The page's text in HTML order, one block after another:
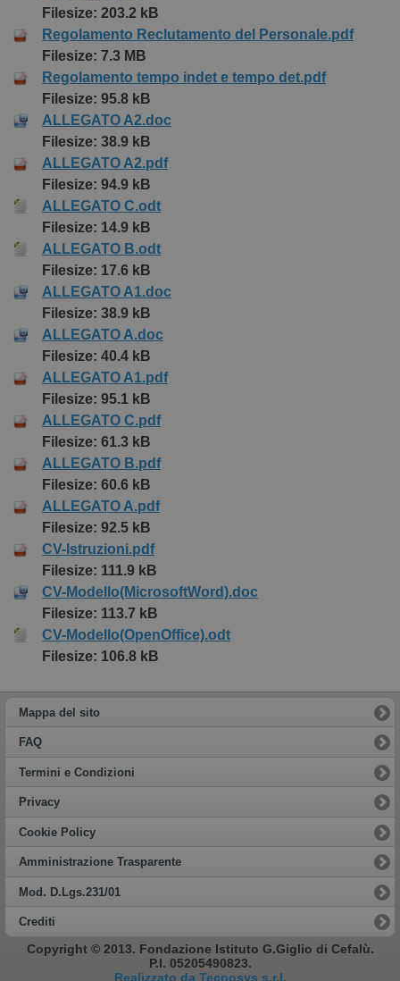
Filesize: 203.2 kB
Regolamento Reclutamento del Personale.pdf
Filesize: 7.3 MB
Regolamento tempo indet e tempo det.pdf
Filesize: 95.8 kB
ALLEGATO A2.doc
Filesize: 38.9 kB
ALLEGATO A2.pdf
Filesize: 94.9 kB
ALLEGATO C.odt
Filesize: 14.9 kB
ALLEGATO B.odt
Filesize: 17.6 kB
ALLEGATO A1.doc
Filesize: 38.9 kB
ALLEGATO A.doc
Filesize: 40.4 kB
ALLEGATO A1.pdf
Filesize: 95.1 kB
ALLEGATO C.pdf
Filesize: 61.3 kB
ALLEGATO B.pdf
Filesize: 60.6 kB
ALLEGATO A.pdf
Filesize: 92.5 kB
CV-Istruzioni.pdf
Filesize: 111.9 kB
CV-Modello(MicrosoftWord).doc
Filesize: 113.7 kB
CV-Modello(OpenOffice).odt
Filesize: 106.8 kB
Mappa del sito
FAQ
Termini e Condizioni
Privacy
Cookie Policy
Amministrazione Trasparente
Mod. D.Lgs.231/01
Crediti
Copyright © 2013. Fondazione Istituto G.Giglio di Cefalù.
P.I. 05205490823.
Realizzato da Tecnosys s.r.l.